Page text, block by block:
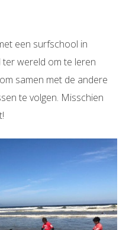
een surfschool in
wereld om te leren
samen met de andere
te volgen. Misschien